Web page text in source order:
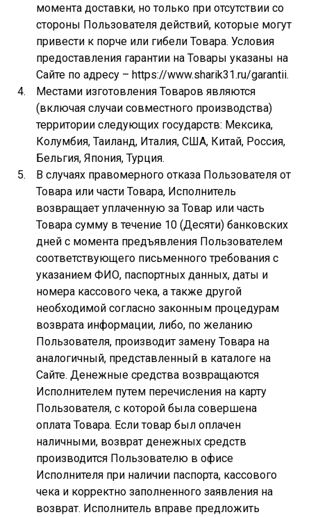
момента доставки, но только при отсутствии со
стороны Пользователя действий, которые могут
привести к порче или гибели Товара. Условия
предоставления гарантии на Товары указаны на
Сайте по адресу – https://www.sharik31.ru/garantii.
Местами изготовления Товаров являются
(включая случаи совместного производства)
территории следующих государств: Мексика,
Колумбия, Таиланд, Италия, США, Китай, Россия,
Бельгия, Япония, Турция.
В случаях правомерного отказа Пользователя от
Товара или части Товара, Исполнитель
возвращает уплаченную за Товар или часть
Товара сумму в течение 10 (Десяти) банковских
дней с момента предъявления Пользователем
соответствующего письменного требования с
указанием ФИО, паспортных данных, даты и
номера кассового чека, а также другой
необходимой согласно законным процедурам
возврата информации, либо, по желанию
Пользователя, производит замену Товара на
аналогичный, представленный в каталоге на
Сайте. Денежные средства возвращаются
Исполнителем путем перечисления на карту
Пользователя, с которой была совершена
оплата Товара. Если товар был оплачен
наличными, возврат денежных средств
производится Пользователю в офисе
Исполнителя при наличии паспорта, кассового
чека и корректно заполненного заявления на
возврат. Исполнитель вправе предложить